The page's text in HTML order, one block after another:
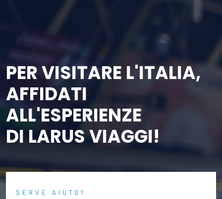
PER VISITARE L'ITALIA,
AFFIDATI
ALL'ESPERIENZE
DI LARUS VIAGGI!
SERVE AIUTO?